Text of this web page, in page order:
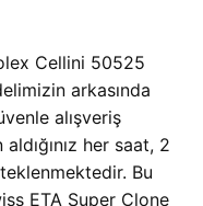
Cellini 50525
arkasında
alışveriş
her saat, 2
Bu
ETA Super Clone